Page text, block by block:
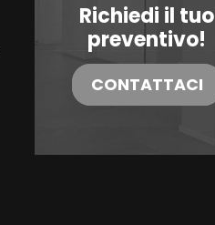
Richiedi il tuo
preventivo!
CONTATTACI